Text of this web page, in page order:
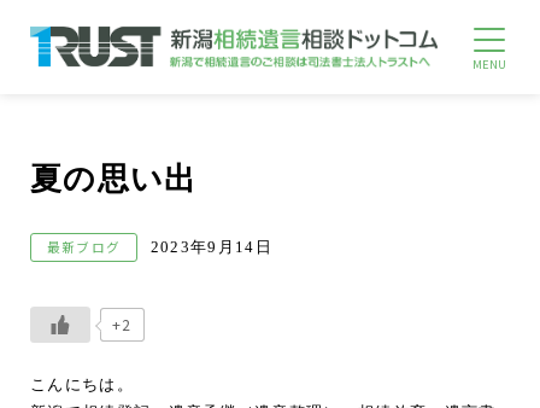
夏の思い出
最新ブログ 2023年9月14日
+2
こんにちは。